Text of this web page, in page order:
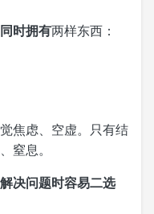
同时拥有两样东西：
焦虑、空虚。只有结
窒息。
解决问题时容易二选